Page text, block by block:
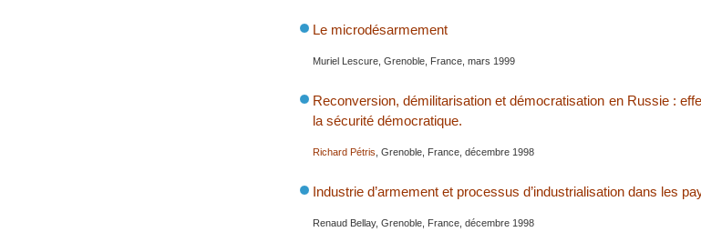
Le microdésarmement
Muriel Lescure, Grenoble, France, mars 1999
Reconversion, démilitarisation et démocratisation en Russie :
la sécurité démocratique.
Richard Pétris , Grenoble, France, décembre 1998
Industrie d’armement et processus d’industrialisation dans les
Renaud Bellay, Grenoble, France, décembre 1998